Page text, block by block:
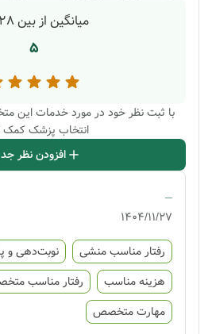
میانگین از بین28
5
با ثبت نظر خود در مورد خدمات این
انتخاب پزشک کمک
افزودن نظر
_
1404/11/27
رفتار مناسب منشی
نوبت‌دهی و
هزینه مناسب
رفتار مناسب
مهارت متخصص